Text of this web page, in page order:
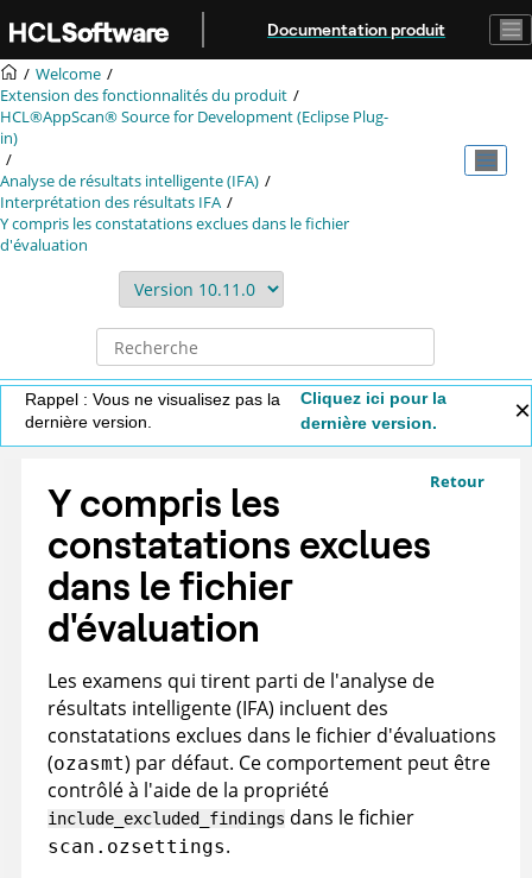
Aller au contenu principal
Documentation produit
Welcome
Extension des fonctionnalités du produit
HCL®AppScan® Source for Development (Eclipse Plug-
in)
Analyse de résultats intelligente (IFA)
Interprétation des résultats IFA
Y compris les constatations exclues dans le fichier
d'évaluation
Rappel : Vous ne visualisez pas la
dernière version.
Cliquez ici pour la
dernière version.
Retour
Y compris les
constatations exclues
dans le fichier
d'évaluation
Les examens qui tirent parti de l'analyse de
résultats intelligente (IFA) incluent des
constatations exclues dans le fichier d'évaluations
(ozasmt) par défaut. Ce comportement peut être
contrôlé à l'aide de la propriété
include_excluded_findings dans le fichier
scan.ozsettings.